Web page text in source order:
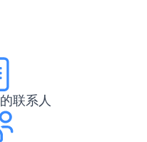
的联系人